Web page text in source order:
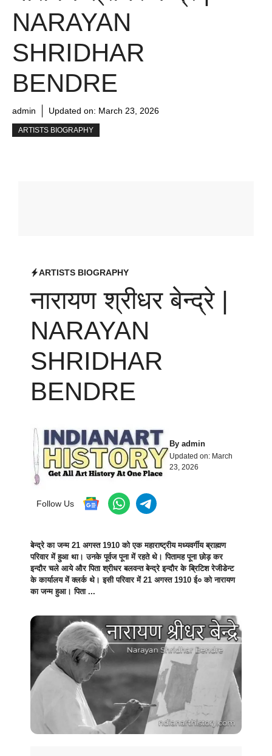
NARAYAN
SHRIDHAR
BENDRE
admin Updated on: March 23, 2026
ARTISTS BIOGRAPHY
ARTISTS BIOGRAPHY
नारायण श्रीधर बेन्द्रे |
NARAYAN
SHRIDHAR
BENDRE
Byadmin
Updated on: March
23, 2026
Follow Us
बेन्द्रे का जन्म 21 अगस्त 1910 को एक महाराष्ट्रीय मध्यवर्गीय ब्राह्मण
परिवार में हुआ था। उनके पूर्वज पूना में रहते थे। पितामह पूना छोड़ कर
इन्दौर चले आये और पिता श्रीधर बलवन्त बेन्द्रे इन्दौर के ब्रिटिश रेजीडेन्ट
के कार्यालय में क्लर्क थे। इसी परिवार में 21 अगस्त 1910 ई० को नारायण
का जन्म हुआ। पिता ...